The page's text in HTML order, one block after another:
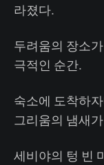
라졌다.
두려움의 장소
극적인 순간.
숙소에 도착하
그리움의 냄새
세비야의 텅 빈